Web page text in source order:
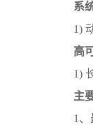
系
1)
高
1)
主
1、